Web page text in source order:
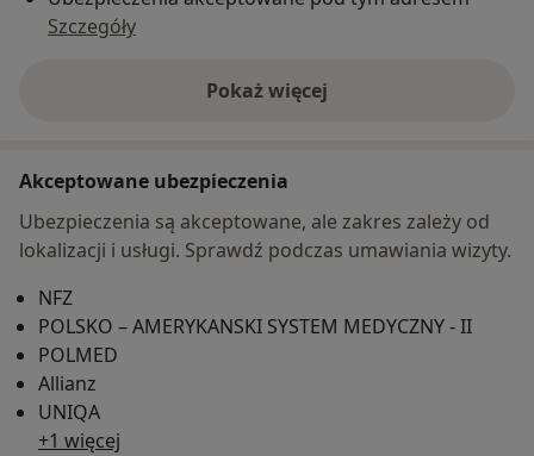
Szczegóły
Pokaż więcej
o adresie
Akceptowane ubezpieczenia
Ubezpieczenia są akceptowane, ale zakres zależy od
lokalizacji i usługi. Sprawdź podczas umawiania wizyty.
NFZ
POLSKO – AMERYKANSKI SYSTEM MEDYCZNY - II
POLMED
Allianz
UNIQA
+1 więcej